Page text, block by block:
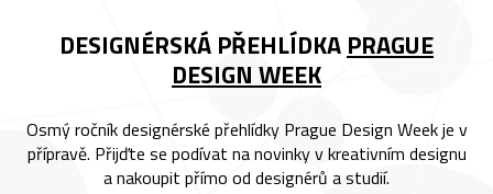
DESIGNÉRSKÁ PŘEHLÍDKA PRAGUE
DESIGN WEEK
Osmý ročník designérské přehlídky Prague Design Week je v
přípravě. Přijďte se podívat na novinky v kreativním designu
a nakoupit přímo od designérů a studií.